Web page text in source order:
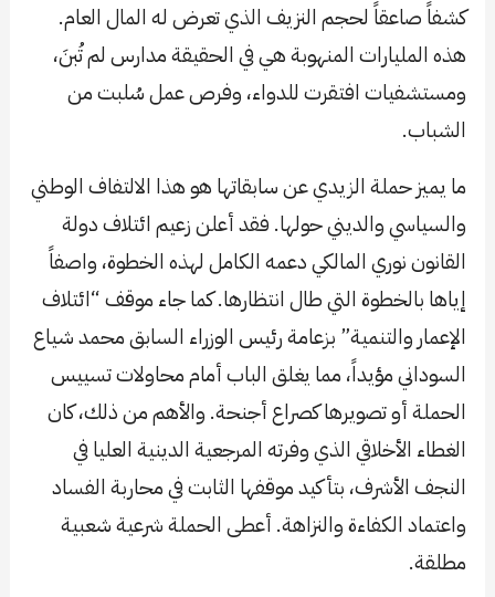
كشفاً صاعقاً لحجم النزيف الذي تعرض له المال العام.
هذه المليارات المنهوبة هي في الحقيقة مدارس لم تُبنَ،
ومستشفيات افتقرت للدواء، وفرص عمل سُلبت من
الشباب.
ما يميز حملة الزيدي عن سابقاتها هو هذا الالتفاف الوطني
والسياسي والديني حولها. فقد أعلن زعيم ائتلاف دولة
القانون نوري المالكي دعمه الكامل لهذه الخطوة، واصفاً
إياها بالخطوة التي طال انتظارها. كما جاء موقف “ائتلاف
الإعمار والتنمية” بزعامة رئيس الوزراء السابق محمد شياع
السوداني مؤيداً، مما يغلق الباب أمام محاولات تسييس
الحملة أو تصويرها كصراع أجنحة. والأهم من ذلك، كان
الغطاء الأخلاقي الذي وفرته المرجعية الدينية العليا في
النجف الأشرف، بتأكيد موقفها الثابت في محاربة الفساد
واعتماد الكفاءة والنزاهة. أعطى الحملة شرعية شعبية
مطلقة.